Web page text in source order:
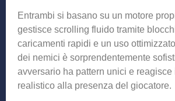
Entrambi si basano su un motore
gestisce scrolling fluido tramite
caricamenti rapidi e un uso ottimizzato
dei nemici è sorprendentemente
avversario ha pattern unici e reagisce
realistico alla presenza del giocatore.